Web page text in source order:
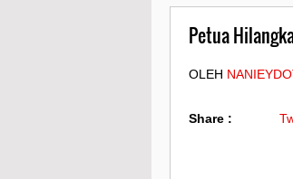
Petua
OLEH
Share :